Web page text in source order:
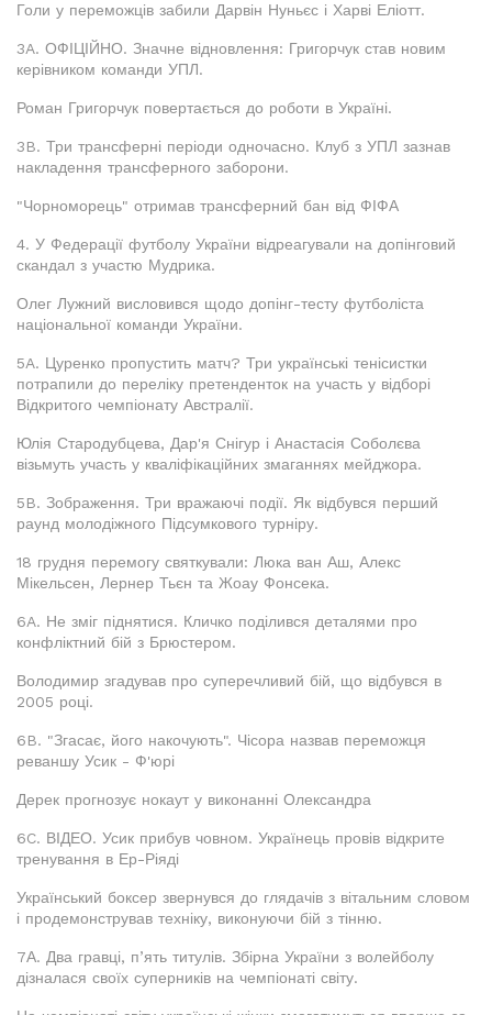
Голи у переможців забили Дарвін Нуньєс і Харві Еліотт.
3A. ОФІЦІЙНО. Значне відновлення: Григорчук став новим
керівником команди УПЛ.
Роман Григорчук повертається до роботи в Україні.
3B. Три трансферні періоди одночасно. Клуб з УПЛ зазнав
накладення трансферного заборони.
"Чорноморець" отримав трансферний бан від ФІФА
4. У Федерації футболу України відреагували на допінговий
скандал з участю Мудрика.
Олег Лужний висловився щодо допінг-тесту футболіста
національної команди України.
5A. Цуренко пропустить матч? Три українські тенісистки
потрапили до переліку претенденток на участь у відборі
Відкритого чемпіонату Австралії.
Юлія Стародубцева, Дар'я Снігур і Анастасія Соболєва
візьмуть участь у кваліфікаційних змаганнях мейджора.
5B. Зображення. Три вражаючі події. Як відбувся перший
раунд молодіжного Підсумкового турніру.
18 грудня перемогу святкували: Люка ван Аш, Алекс
Мікельсен, Лернер Тьєн та Жоау Фонсека.
6A. Не зміг піднятися. Кличко поділився деталями про
конфліктний бій з Брюстером.
Володимир згадував про суперечливий бій, що відбувся в
2005 році.
6B. "Згасає, його накочують". Чісора назвав переможця
реваншу Усик - Ф'юрі
Дерек прогнозує нокаут у виконанні Олександра
6C. ВІДЕО. Усик прибув човном. Українець провів відкрите
тренування в Ер-Ріяді
Український боксер звернувся до глядачів з вітальним словом
і продемонстрував техніку, виконуючи бій з тінню.
7А. Два гравці, п’ять титулів. Збірна України з волейболу
дізналася своїх суперників на чемпіонаті світу.